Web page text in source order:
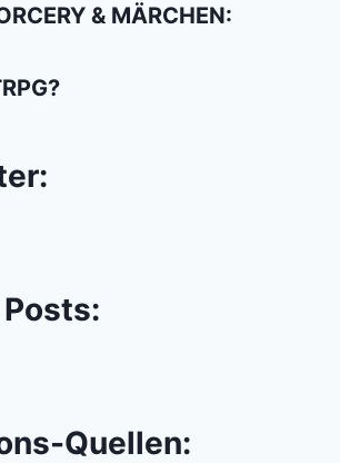
& MÄRCHEN:
Quellen: